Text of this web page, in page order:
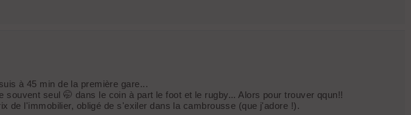
à 45 min de la première gare...
seul 🤭 dans le coin à part le foot et le rugby... Alors pour trouver qqun!!
de l'immobilier, obligé de s'exiler dans la cambrousse (que j'adore !).